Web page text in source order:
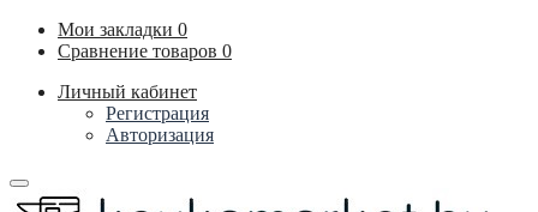
Мои закладки 0
Сравнение товаров 0
Личный кабинет
Регистрация
Авторизация